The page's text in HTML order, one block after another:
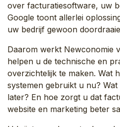
over facturatiesoftware, uw
Google toont allerlei
uw bedrijf gewoon
Daarom werkt Newconomie
helpen u de technische en
overzichtelijk te maken. Wat
systemen gebruikt u nu?
later? En hoe zorgt u dat
website en marketing beter